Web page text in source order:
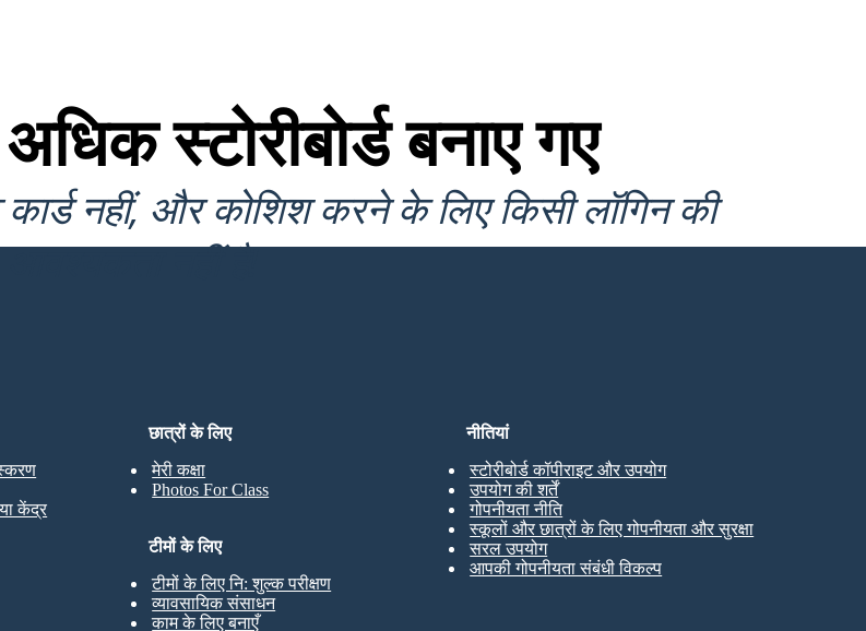
स्टोरीबोर्ड बनाए गए
नहीं, और कोशिश करने के लिए किसी लॉगिन की
आवश्यकता नहीं है!
छात्रों के लिए
मेरी कक्षा
Photos For Class
केंद्र
टीमों के लिए
टीमों के लिए नि: शुल्क परीक्षण
व्यावसायिक संसाधन
काम के लिए बनाएँ
नीतियां
स्टोरीबोर्ड कॉपीराइट और उपयोग
उपयोग की शर्तें
गोपनीयता नीति
स्कूलों और छात्रों के लिए गोपनीयता और सुरक्षा
सरल उपयोग
आपकी गोपनीयता संबंधी विकल्प